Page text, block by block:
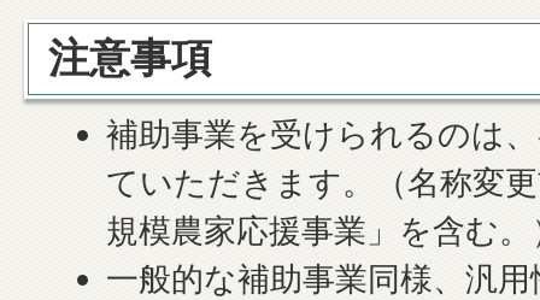
注意事項
補助事業を受けられるのは
ていただきます。（名称変
規模農家応援事業」を含む。
一般的な補助事業同様、汎